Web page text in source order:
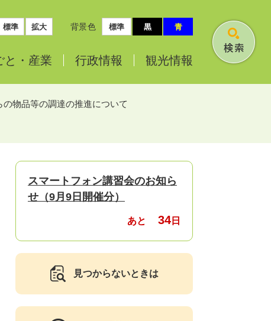
標準 拡大 背景色 標準 黒 青
と・ 産業 行政情報 観光情報
検
物品等の調達の推進について
スマートフォン講習会のお知ら
せ（9月9日開催分）
あと 34 日
見つからないときは